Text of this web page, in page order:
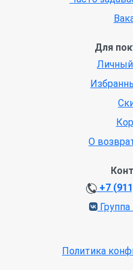
Для
Личный
О
+7
Политика